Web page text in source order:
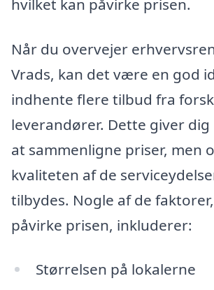
hvilket kan påvirke prisen.
Når du overvejer
Vrads, kan det være en god
indhente flere tilbud fra
leverandører. Dette giver
at sammenligne priser, men
kvaliteten af de
tilbydes. Nogle af de
påvirke prisen, inkluderer:
Størrelsen på lokalerne